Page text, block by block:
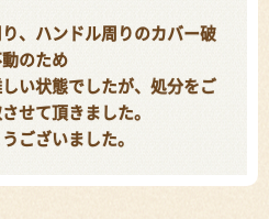
、ハンドル周りのカバー破
のため
い状態でしたが、処分をご
せて頂きました。
ございました。